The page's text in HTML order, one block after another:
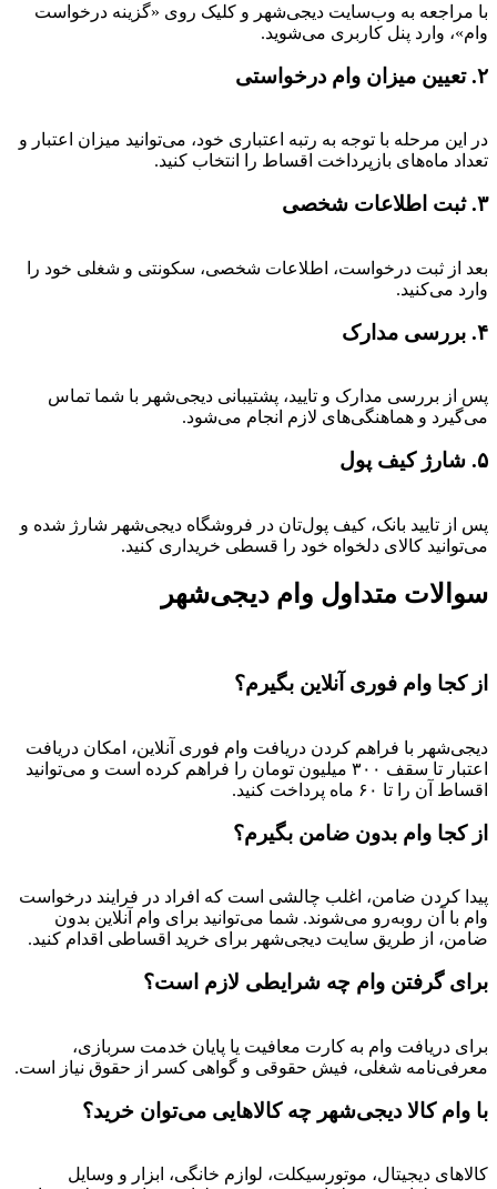
با مراجعه به وب‌سایت دیجی‌شهر و کلیک روی «گزینه درخواست
وام»، وارد پنل کاربری می‌شوید.
۲. تعیین میزان وام درخواستی
در این مرحله با توجه به رتبه اعتباری خود، می‌توانید میزان اعتبار و
تعداد ماه‌های بازپرداخت اقساط را انتخاب کنید.
۳. ثبت اطلاعات شخصی
بعد از ثبت درخواست، اطلاعات شخصی، سکونتی و شغلی خود را
وارد می‌کنید.
۴. بررسی مدارک
پس از بررسی مدارک و تایید، پشتیبانی دیجی‌شهر با شما تماس
می‌گیرد و هماهنگی‌های لازم انجام می‌شود.
۵. شارژ کیف پول
پس از تایید بانک، کیف پول‌تان در فروشگاه دیجی‌شهر شارژ شده و
می‌توانید کالای دلخواه خود را قسطی خریداری کنید.
سوالات متداول وام دیجی‌شهر
از کجا وام فوری آنلاین بگیرم؟
دیجی‌شهر با فراهم کردن دریافت وام فوری آنلاین، امکان دریافت
اعتبار تا سقف ۳۰۰ میلیون تومان را فراهم کرده است و می‌توانید
اقساط آن را تا ۶۰ ماه پرداخت کنید.
از کجا وام بدون ضامن بگیرم؟
پیدا کردن ضامن، اغلب چالشی است که افراد در فرایند درخواست
وام با آن روبه‌رو می‌شوند. شما می‌توانید برای وام آنلاین بدون
ضامن، از طریق سایت دیجی‌شهر برای خرید اقساطی اقدام کنید.
برای گرفتن وام چه شرایطی لازم است؟
برای دریافت وام به کارت معافیت یا پایان خدمت سربازی،
معرفی‌نامه شغلی، فیش حقوقی و گواهی کسر از حقوق نیاز است.
با وام کالا دیجی‌شهر چه کالاهایی می‌توان خرید؟
کالاهای دیجیتال، موتورسیکلت، لوازم خانگی، ابزار و وسایل